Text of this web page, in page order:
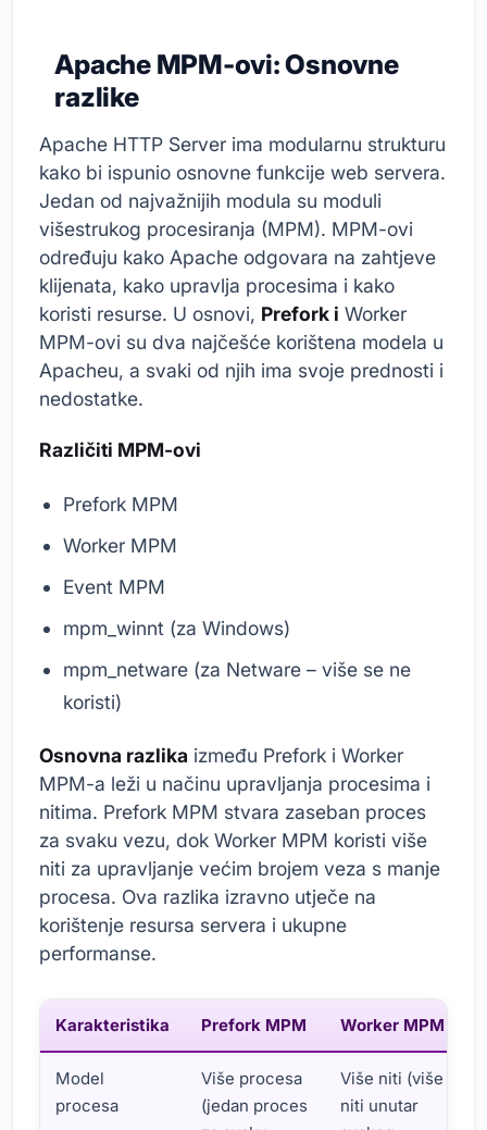
Apache MPM-ovi: Osnovne
razlike
Apache HTTP Server ima modularnu strukturu
kako bi ispunio osnovne funkcije web servera.
Jedan od najvažnijih modula su moduli
višestrukog procesiranja (MPM). MPM-ovi
određuju kako Apache odgovara na zahtjeve
klijenata, kako upravlja procesima i kako
koristi resurse. U osnovi, Prefork i Worker
MPM-ovi su dva najčešće korištena modela u
Apacheu, a svaki od njih ima svoje prednosti i
nedostatke.
Različiti MPM-ovi
Prefork MPM
Worker MPM
Event MPM
mpm_winnt (za Windows)
mpm_netware (za Netware – više se ne
koristi)
Osnovna razlika između Prefork i Worker
MPM-a leži u načinu upravljanja procesima i
nitima. Prefork MPM stvara zaseban proces
za svaku vezu, dok Worker MPM koristi više
niti za upravljanje većim brojem veza s manje
procesa. Ova razlika izravno utječe na
korištenje resursa servera i ukupne
performanse.
Karakteristika Prefork MPM Worker MPM
Model
procesa
Više procesa
(jedan proces
Više niti (više
niti unutar